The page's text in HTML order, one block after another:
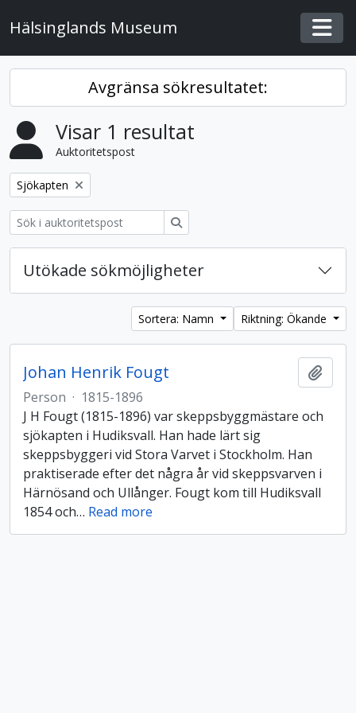
Hälsinglands Museum
Avgränsa sökresultatet:
Visar 1 resultat
Auktoritetspost
Remove filter:
Sjökapten
Utökade sökmöjligheter
Sortera: Namn Riktning: Ökande
Johan Henrik Fougt
Person · 1815-1896
J H Fougt (1815-1896) var skeppsbyggmästare och
sjökapten i Hudiksvall. Han hade lärt sig
skeppsbyggeri vid Stora Varvet i Stockholm. Han
praktiserade efter det några år vid skeppsvarven i
Härnösand och Ullånger. Fougt kom till Hudiksvall
1854 och… Read more